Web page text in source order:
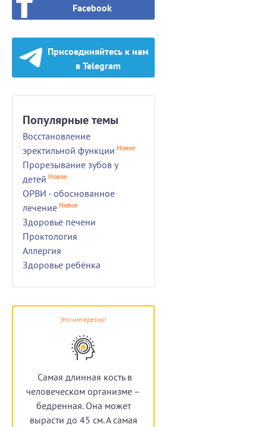
Facebook
Присоединяйтесь к нам
в Telegram
Популярные темы
Восстановление
эректильной функции Новое
Прорезывание зубов у
детей Новое
ОРВИ - обоснованное
лечение Новое
Здоровье печени
Проктология
Аллергия
Здоровье ребёнка
Это интересно!
Самая длинная кость в
человеческом организме –
бедренная. Она может
вырасти до 45 см. А самая